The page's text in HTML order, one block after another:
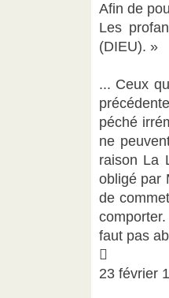
Afin de
Les
(DIEU). »
... Ceux
péché
ne
raison La
obligé par
de
faut pas

23 février